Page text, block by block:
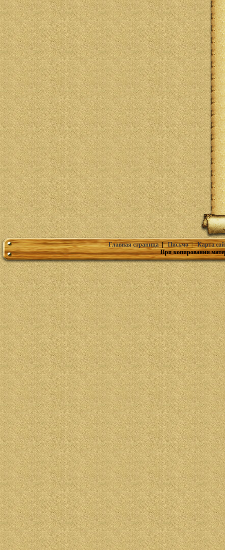
Главная страница|Письмо|Карта
При копировании